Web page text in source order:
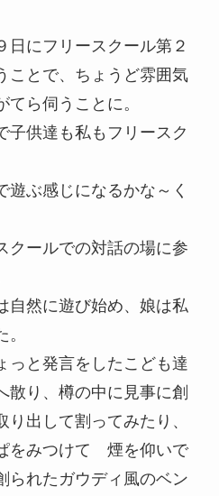
にフリースクール第２
ことで、ちょうど雰囲気
ら伺うことに。
子供達も私もフリースク
遊ぶ感じになるかな～く
ールでの対話の場に参
自然に遊び始め、娘は私
っと発言をしたこども達
り、樽の中に見事に創
出して割ってみたり、
をみつけて 煙を仰いで
られたガウディ風のベン